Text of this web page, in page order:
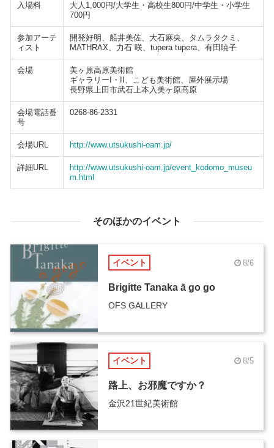
入場料
大人1,000円/大学生・高校生800円/中学生・小学生
700円
参加アーテ
ィスト
開発好明、船井美佐、大石麻央、タムラタクミ、
MATHRAX、力石 咲、tupera tupera、有田暁子
会場
美ヶ原高原美術館
ギャラリーI・II、こども美術館、屋外展示場
長野県上田市武石上本入美ヶ原高原
会場電話番
号
0268-86-2331
会場URL http://www.utsukushi-oam.jp/
詳細URL
http://www.utsukushi-oam.jp/event_kodomo_museu
m.html
そのほかのイベント
イベント 8/6
Brigitte Tanaka ā go go
OFS GALLERY
イベント 8/5
路上、お邪魔ですか？
金沢21世紀美術館